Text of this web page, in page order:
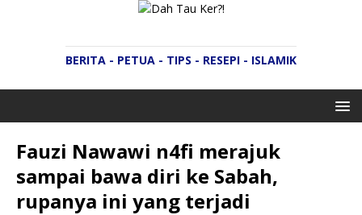
BERITA - PETUA - TIPS - RESEPI - ISLAMIK
Fauzi Nawawi n4fi merajuk
sampai bawa diri ke Sabah,
rupanya ini yang terjadi